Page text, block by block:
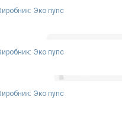
Эко пупс
Эко пупс
Эко пупс